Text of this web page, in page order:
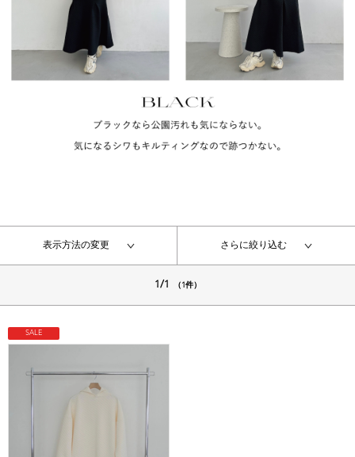
表示方法の変更 さらに絞り込む
1/1 （1件）
SALE